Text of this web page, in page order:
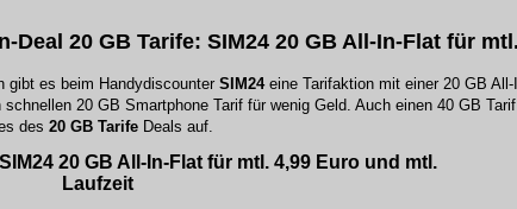
Deal 20 GB Tarife: SIM24 20 GB All-In-Flat für
gibt es beim Handydiscounter SIM24eine Tarifaktion mit einer 20 GB
20 GB Smartphone Tarif für wenig Geld. Auch einen 40 GB
des 20 GB Tarife Deals auf.
20 GB All-In-Flat für mtl. 4,99 Euro und mtl.
Laufzeit